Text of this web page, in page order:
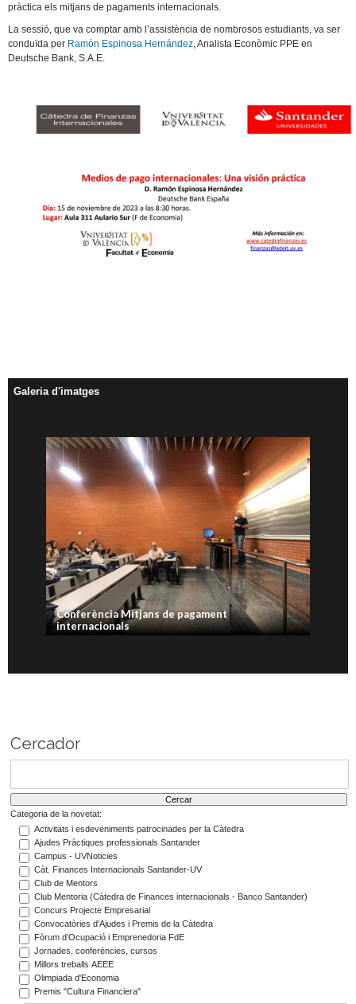
pràctica els mitjans de pagaments internacionals.
​La sessió, que va comptar amb l’assistència de nombrosos estudiants, va ser
conduïda per Ramón Espinosa Hernández, Analista Econòmic PPE en
Deutsche Bank, S.A.E.
Galeria d'imatges
Conferència Mitjans de pagament
internacionals
Cercador
Categoria de la novetat:
Activitats i esdeveniments patrocinades per la Càtedra
Ajudes Pràctiques professionals Santander
Campus - UVNoticies
Càt. Finances Internacionals Santander-UV
Club de Mentors
Club Mentoria (Càtedra de Finances internacionals - Banco Santander)
Concurs Projecte Empresarial
Convocatòries d'Ajudes i Premis de la Càtedra
Fòrum d’Ocupació i Emprenedoria FdE
Jornades, conferències, cursos
Millors treballs AEEE
Olimpiada d'Economia
Premis "Cultura Financiera"